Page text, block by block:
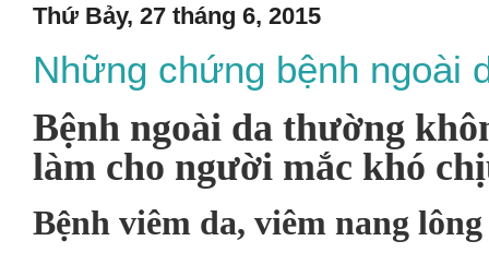
Thứ Bảy, 27 tháng 6, 2015
Những chứng bệnh ngoài
Bệnh ngoài da thường
làm cho người mắc khó
Bệnh viêm da, viêm nang